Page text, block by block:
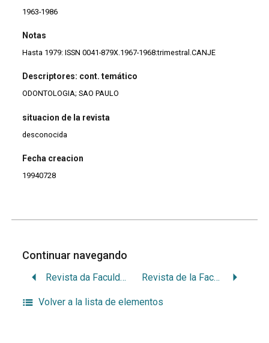
1963-1986
Notas
Hasta 1979: ISSN 0041-879X.1967-1968:trimestral.CANJE
Descriptores: cont. temático
ODONTOLOGIA; SAO PAULO
situacion de la revista
desconocida
Fecha creacion
19940728
Continuar navegando
Revista da Faculdade de Odontologia de San José dos Campos. Revista de la Facultad de Odontologia de la Universidad Nacional de Tucuman
Volver a la lista de elementos